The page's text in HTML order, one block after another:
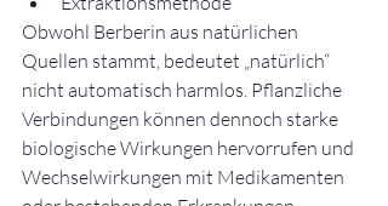
Obwohl Berberin aus natürlichen
Quellen stammt, bedeutet „natürlich“
nicht automatisch harmlos. Pflanzliche
Verbindungen können dennoch starke
biologische Wirkungen hervorrufen und
Wechselwirkungen mit Medikamenten